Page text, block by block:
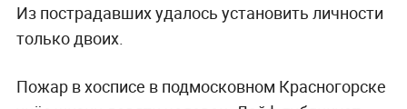
Из пострадавших удалось установить личности
только двоих.
Пожар в хосписе в подмосковном Красногорске